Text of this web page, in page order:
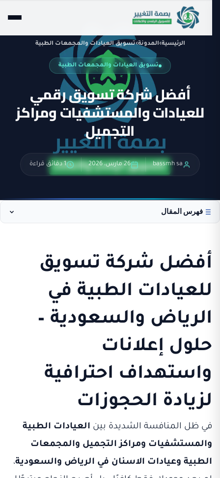
الرئيسية›المدونة›تسويق العيادات والمجمعات الطبية
تسويق العيادات والمجمعات الطبية
أفضل شركة تسويق رقمي
للعيادات والمستشفيات ومراكز
التجميل
bassmh sa 26 مارس، 2026 1 دقائق قراءة
فهرس المقال
أفضل شركة تسويق
للعيادات الطبية في
الرياض والسعودية –
حلول إعلانات
واستهداف احترافية
لزيادة الحجوزات
في ظل المنافسة الشديدة بينالعيادات الطبية
والمستشفيات ومراكز التجميل والمجمعات
الطبية وعيادات الاسنان في الرياض والسعودية،